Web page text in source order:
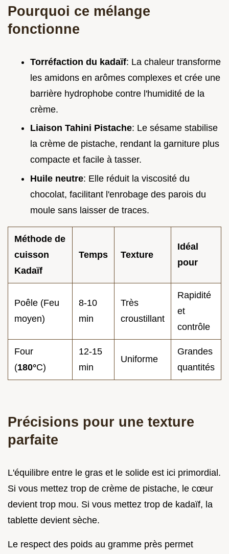
Pourquoi ce mélange
fonctionne
Torréfaction du kadaïf: La chaleur transforme
les amidons en arômes complexes et crée une
barrière hydrophobe contre l'humidité de la
crème.
Liaison Tahini Pistache: Le sésame stabilise
la crème de pistache, rendant la garniture plus
compacte et facile à tasser.
Huile neutre: Elle réduit la viscosité du
chocolat, facilitant l'enrobage des parois du
moule sans laisser de traces.
Méthode de
cuisson
Kadaïf
Temps Texture
Idéal
pour
Poêle (Feu
moyen)
8-10
min
Très
croustillant
Rapidité
et
contrôle
Four
(180°C)
12-15
min
Uniforme
Grandes
quantités
Précisions pour une texture
parfaite
L'équilibre entre le gras et le solide est ici primordial.
Si vous mettez trop de crème de pistache, le cœur
devient trop mou. Si vous mettez trop de kadaïf, la
tablette devient sèche.
Le respect des poids au gramme près permet